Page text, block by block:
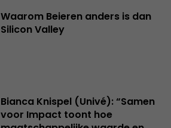
Waarom Beieren anders is dan
Silicon Valley
Bianca Knispel (Univé): “Samen
voor Impact toont hoe